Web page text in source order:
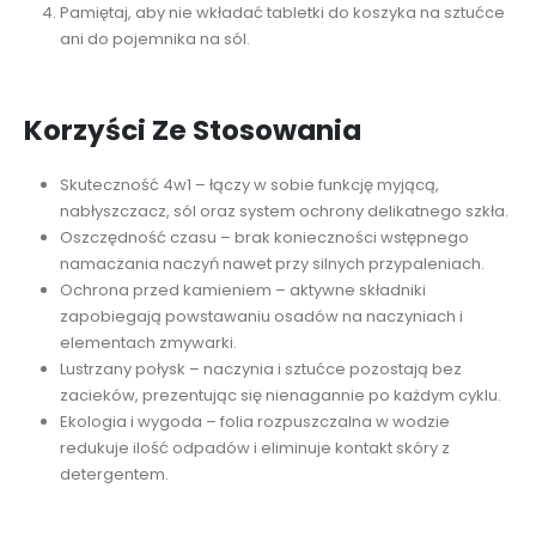
Pamiętaj, aby nie wkładać tabletki do koszyka na sztućce
ani do pojemnika na sól.
Korzyści Ze Stosowania
Skuteczność 4w1 – łączy w sobie funkcję myjącą,
nabłyszczacz, sól oraz system ochrony delikatnego szkła.
Oszczędność czasu – brak konieczności wstępnego
namaczania naczyń nawet przy silnych przypaleniach.
Ochrona przed kamieniem – aktywne składniki
zapobiegają powstawaniu osadów na naczyniach i
elementach zmywarki.
Lustrzany połysk – naczynia i sztućce pozostają bez
zacieków, prezentując się nienagannie po każdym cyklu.
Ekologia i wygoda – folia rozpuszczalna w wodzie
redukuje ilość odpadów i eliminuje kontakt skóry z
detergentem.